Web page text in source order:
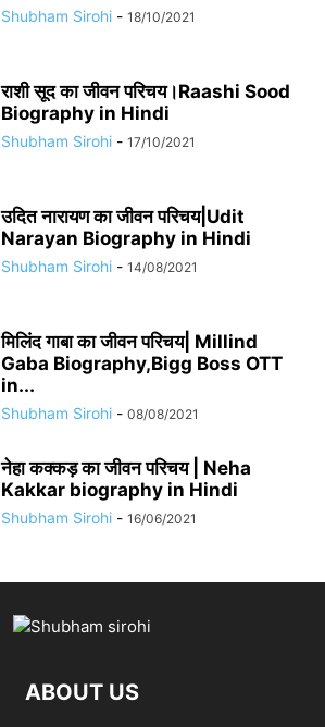
Shubham Sirohi - 18/10/2021
राशी सूद का जीवन परिचय।Raashi Sood
Biography in Hindi
Shubham Sirohi - 17/10/2021
उदित नारायण का जीवन परिचय|Udit
Narayan Biography in Hindi
Shubham Sirohi - 14/08/2021
मिलिंद गाबा का जीवन परिचय| Millind
Gaba Biography,Bigg Boss OTT
in...
Shubham Sirohi - 08/08/2021
नेहा कक्कड़ का जीवन परिचय | Neha
Kakkar biography in Hindi
Shubham Sirohi - 16/06/2021
ABOUT US